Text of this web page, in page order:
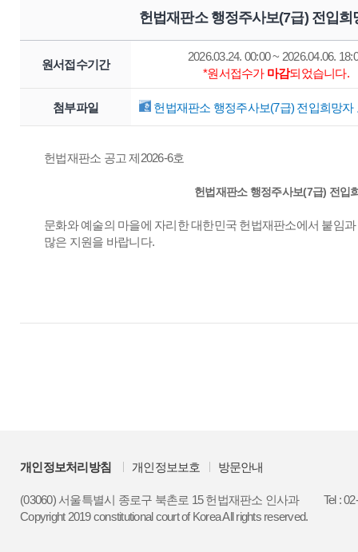
헌법재판소 행정주사보(7급) 전입
원서접수기간
2026.03.24. 00:00 ~ 2026.04.06.
*원서접수가 마감되었습니다.
첨부파일 헌법재판소 행정주사보(7급) 전입희망
헌법재판소 공고 제2026-6호
헌법재판소 행정주사보(7급) 전입
문화와 예술의 마을에 자리한 대한민국 헌법재판소에서 붙임
많은 지원을 바랍니다.
개인정보처리방침 개인정보보호 방문안내
(03060) 서울특별시 종로구 북촌로 15 헌법재판소 인사과
Tel :
Copyright 2019 constitutional court of Korea All rights reserved.